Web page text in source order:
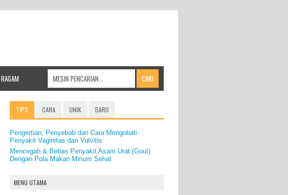
RAGAM
TIPS CARA UNIK BARU
Pengertian, Penyebab dan Cara Mengobati
Penyakit Vaginitas dan Vulvitis
Mencegah & Bebas Penyakit Asam Urat (Gout)
Dengan Pola Makan Minum Sehat
MENU UTAMA